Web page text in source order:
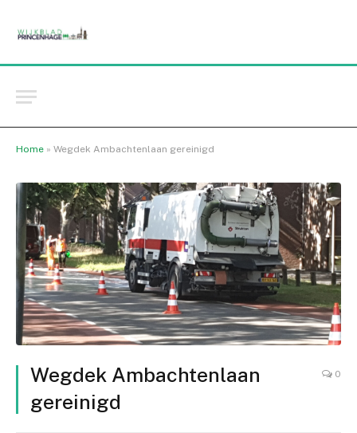
Home » Wegdek Ambachtenlaan gereinigd
Wegdek Ambachtenlaan
gereinigd
0